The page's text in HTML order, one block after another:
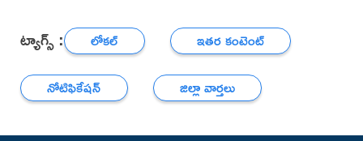
ట్యాగ్స్ : లోకల్
ఇతర కంటెంట్
నోటిఫికేషన్
జిల్లా వార్తలు